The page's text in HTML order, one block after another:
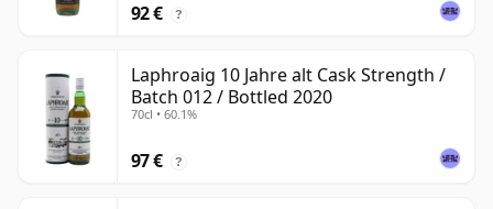
92 € ?
Laphroaig 10 Jahre alt Cask Strength /
Batch 012 / Bottled 2020
70cl • 60.1%
97 € ?